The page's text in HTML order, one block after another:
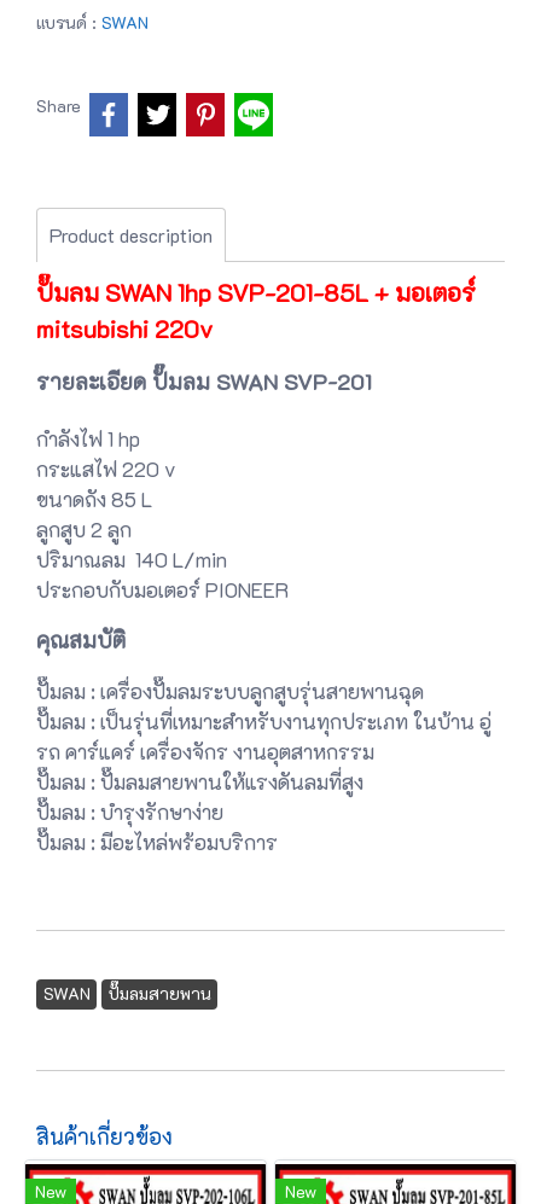
แบรนด์ : SWAN
Share
Product description
ปั๊มลม SWAN 1hp SVP-201-85L + มอเตอร์
mitsubishi 220v
รายละเอียด ปั๊มลม SWAN SVP-201
กำลังไฟ 1 hp
กระแสไฟ 220 v
ขนาดถัง 85 L
ลูกสูบ 2 ลูก
ปริมาณลม 140 L/min
ประกอบกับมอเตอร์ PIONEER
คุณสมบัติ
ปั๊มลม : เครื่องปั๊มลมระบบลูกสูบรุ่นสายพานฉุด
ปั๊มลม : เป็นรุ่นที่เหมาะสำหรับงานทุกประเภท ในบ้าน อู่
รถ คาร์แคร์ เครื่องจักร งานอุตสาหกรรม
ปั๊มลม : ปั๊มลมสายพานให้แรงดันลมที่สูง
ปั๊มลม : บำรุงรักษาง่าย
ปั๊มลม : มีอะไหล่พร้อมบริการ
SWAN ปั๊มลมสายพาน
สินค้าเกี่ยวข้อง
New New